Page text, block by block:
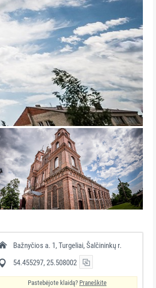
Bažnyčios a. 1, Turgeliai, Šalčininkų r.
54.455297, 25.508002
Pastebėjote klaidą? Praneškite